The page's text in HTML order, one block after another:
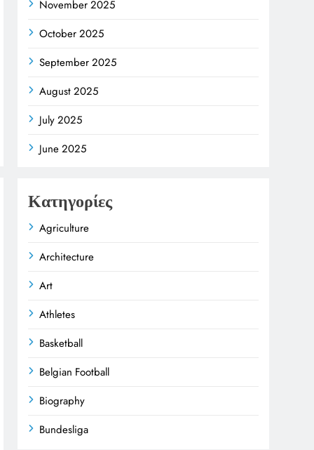
November 2025
October 2025
September 2025
August 2025
July 2025
June 2025
Κατηγορίες
Agriculture
Architecture
Art
Athletes
Basketball
Belgian Football
Biography
Bundesliga